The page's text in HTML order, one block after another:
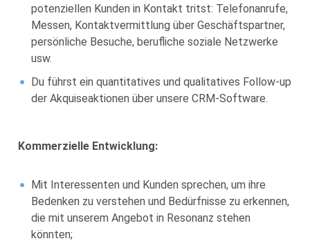
potenziellen Kunden in Kontakt tritst: Telefonanrufe,
Messen, Kontaktvermittlung über Geschäftspartner,
persönliche Besuche, berufliche soziale Netzwerke
usw.
Du führst ein quantitatives und qualitatives Follow-up
der Akquiseaktionen über unsere CRM-Software.
Kommerzielle Entwicklung:
Mit Interessenten und Kunden sprechen, um ihre
Bedenken zu verstehen und Bedürfnisse zu erkennen,
die mit unserem Angebot in Resonanz stehen
könnten;